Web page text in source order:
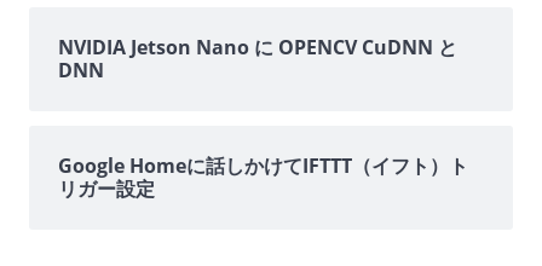
NVIDIA Jetson Nano に OPENCV CuDNN と
DNN
Google Homeに話しかけてIFTTT（イフト）ト
リガー設定